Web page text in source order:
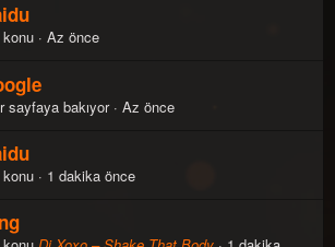
Az önce
sayfaya bakıyor Az önce
1 dakika önce